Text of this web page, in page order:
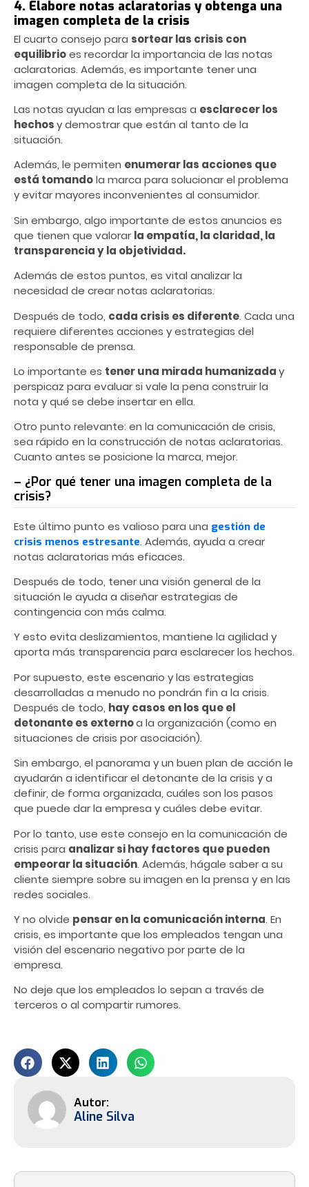
4. Elabore notas aclaratorias y obtenga una
imagen completa de la crisis
El cuarto consejo para sortear las crisis con
equilibrioes recordar la importancia de las notas
aclaratorias. Además, es importante tener una
imagen completa de la situación.
Las notas ayudan a las empresas a esclarecer los
hechosy demostrar que están al tanto de la
situación.
Además, le permiten enumerar las acciones que
está tomandola marca para solucionar el problema
y evitar mayores inconvenientes al consumidor.
Sin embargo, algo importante de estos anuncios es
que tienen que valorarla empatía, la claridad, la
transparencia y la objetividad.
Además de estos puntos, es vital analizar la
necesidad de crear notas aclaratorias.
Después de todo, cada crisis es diferente. Cada una
requiere diferentes acciones y estrategias del
responsable de prensa.
Lo importante es tener una mirada humanizaday
perspicaz para evaluar si vale la pena construir la
nota y qué se debe insertar en ella.
Otro punto relevante: en la comunicación de crisis,
sea rápido en la construcción de notas aclaratorias.
Cuanto antes se posicione la marca, mejor.
– ¿Por qué tener una imagen completa de la
crisis?
Este último punto es valioso para una gestión de
crisis menos estresante. Además, ayuda a crear
notas aclaratorias más eficaces.
Después de todo, tener una visión general de la
situación le ayuda a diseñar estrategias de
contingencia con más calma.
Y esto evita deslizamientos, mantiene la agilidad y
aporta más transparencia para esclarecer los hechos.
Por supuesto, este escenario y las estrategias
desarrolladas a menudo no pondrán fin a la crisis.
Después de todo, hay casos en los que el
detonante es externoa la organización (como en
situaciones de crisis por asociación).
Sin embargo, el panorama y un buen plan de acción le
ayudarán a identificar el detonante de la crisis y a
definir, de forma organizada, cuáles son los pasos
que puede dar la empresa y cuáles debe evitar.
Por lo tanto, use este consejo en la comunicación de
crisis para analizar si hay factores que pueden
empeorar la situación. Además, hágale saber a su
cliente siempre sobre su imagen en la prensa y en las
redes sociales.
Y no olvide pensar en la comunicación interna. En
crisis, es importante que los empleados tengan una
visión del escenario negativo por parte de la
empresa.
No deje que los empleados lo sepan a través de
terceros o al compartir rumores.
Aline Silva